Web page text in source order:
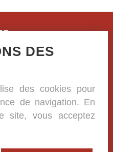
38 81
DES
des cookies pour
de navigation. En
site, vous acceptez